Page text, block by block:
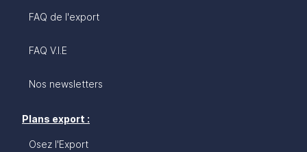
FAQ de l'export
FAQ V.I.E
Nos newsletters
Plans export :
Osez l'Export